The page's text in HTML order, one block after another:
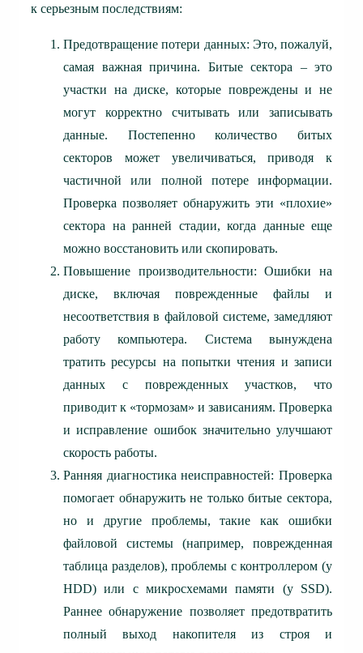
к серьезным последствиям:
Предотвращение потери данных: Это, пожалуй,
самая важная причина. Битые сектора – это
участки на диске, которые повреждены и не
могут корректно считывать или записывать
данные. Постепенно количество битых
секторов может увеличиваться, приводя к
частичной или полной потере информации.
Проверка позволяет обнаружить эти «плохие»
сектора на ранней стадии, когда данные еще
можно восстановить или скопировать.
Повышение производительности: Ошибки на
диске, включая поврежденные файлы и
несоответствия в файловой системе, замедляют
работу компьютера. Система вынуждена
тратить ресурсы на попытки чтения и записи
данных с поврежденных участков, что
приводит к «тормозам» и зависаниям. Проверка
и исправление ошибок значительно улучшают
скорость работы.
Ранняя диагностика неисправностей: Проверка
помогает обнаружить не только битые сектора,
но и другие проблемы, такие как ошибки
файловой системы (например, поврежденная
таблица разделов), проблемы с контроллером (у
HDD) или с микросхемами памяти (у SSD).
Раннее обнаружение позволяет предотвратить
полный выход накопителя из строя и